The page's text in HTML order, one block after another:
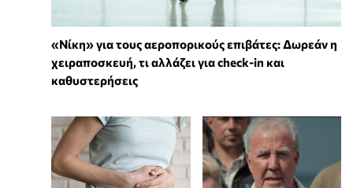
«Νίκη» για τους αεροπορικούς επιβάτες: Δωρεάν η
χειραποσκευή, τι αλλάζει για check-in και
καθυστερήσεις